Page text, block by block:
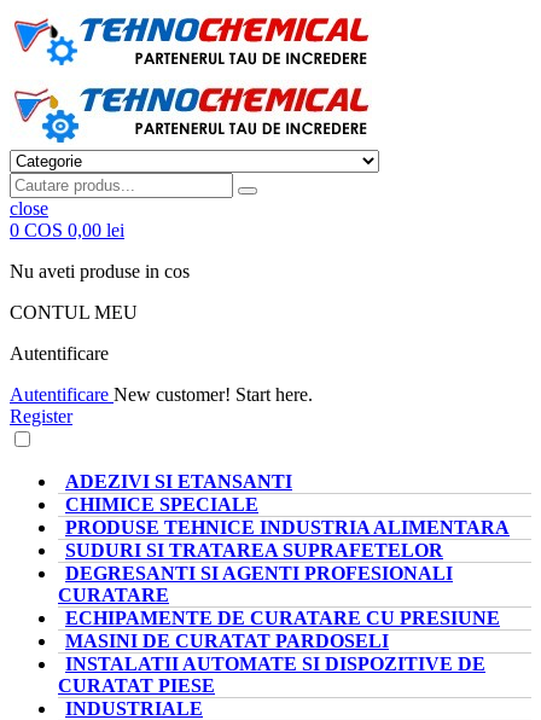
close
0 COS 0,00 lei
Nu aveti produse in cos
CONTUL MEU
Autentificare
Autentificare New customer! Start here.
Register
ADEZIVI SI ETANSANTI
CHIMICE SPECIALE
PRODUSE TEHNICE INDUSTRIA ALIMENTARA
SUDURI SI TRATAREA SUPRAFETELOR
DEGRESANTI SI AGENTI PROFESIONALI
CURATARE
ECHIPAMENTE DE CURATARE CU PRESIUNE
MASINI DE CURATAT PARDOSELI
INSTALATII AUTOMATE SI DISPOZITIVE DE
CURATAT PIESE
INDUSTRIALE